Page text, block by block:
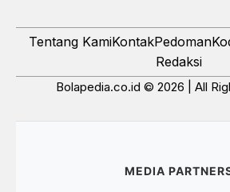
Tentang KamiKontakPedoman
Redaksi
Bolapedia.co.id © 2026 | All
MEDIA